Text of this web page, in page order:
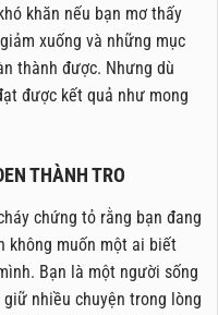
khăn nếu bạn mơ thấy
xuống và những mục
thành được. Nhưng dù
được kết quả như mong
THÀNH TRO
chứng tỏ rằng bạn đang
không muốn một ai biết
Bạn là một người sống
nhiều chuyện trong lòng